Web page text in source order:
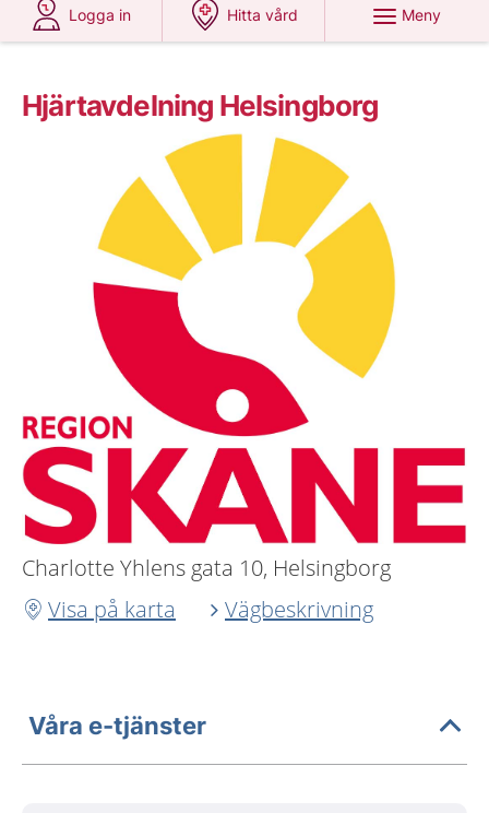
Logga in
Hitta vård
Meny
Hjärtavdelning Helsingborg
Charlotte Yhlens gata 10, Helsingborg
Visa på karta
Vägbeskrivning
Våra e-tjänster